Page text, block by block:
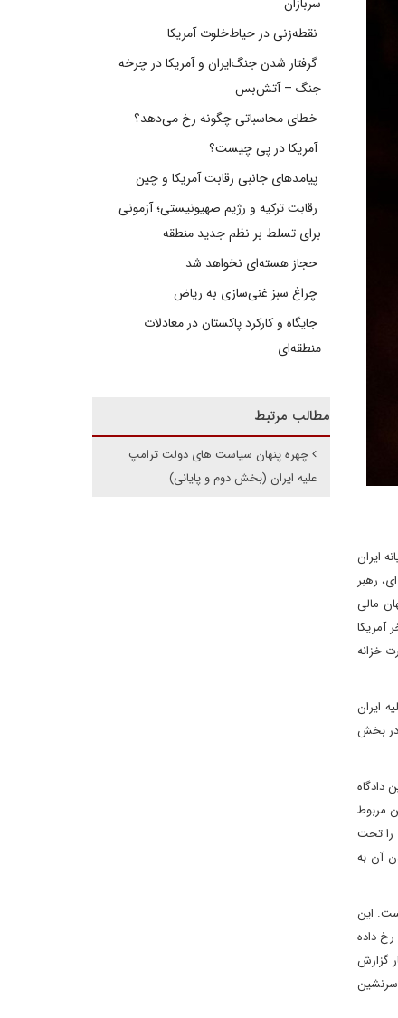
ایران
رهبر
مالی
آمریکا
خزانه
ایران
در بخش
دادگاه
مربوط
را تحت
آن به
این
رخ داده
گزارش
سرنشین
نقطه‌زنی در حیاط‌خلوت آمریکا
گرفتار شدن جنگ‌ایران و آمریکا در چرخه
جنگ – آتش‌بس
خطای محاسباتی چگونه رخ می‌دهد؟
آمریکا در پی چیست؟
پیامدهای جانبی رقابت آمریکا و چین
رقابت ترکیه و رژیم صهیونیستی؛ آزمونی
برای تسلط بر نظم جدید منطقه
حجاز هسته‌ای نخواهد شد
چراغ سبز غنی‌سازی به ریاض
جایگاه و کارکرد پاکستان در معادلات
منطقه‌ای
مطالب مرتبط
چهره پنهان سیاست های دولت ترامپ
علیه ایران (بخش دوم و پایانی)